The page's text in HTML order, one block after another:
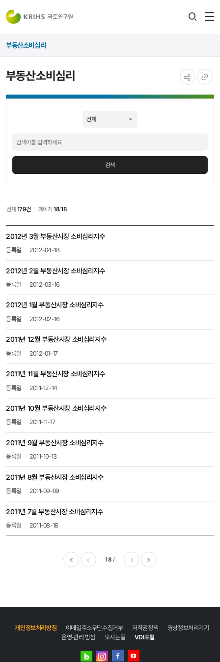
부동산소비심리
부동산소비심리
검색
전체 179건 페이지18/18
목록
-
번호,
제목,
첨부파일,
조회수
2012년 3월 부동산시장 소비심리지수
2012-04-18
2012년 2월 부동산시장 소비심리지수
2012-03-16
2012년 1월 부동산시장 소비심리지수
2012-02-16
2011년 12월 부동산시장 소비심리지수
2012-01-17
2011년 11월 부동산시장 소비심리지수
2011-12-14
2011년 10월 부동산시장 소비심리지수
2011-11-17
2011년 9월 부동산시장 소비심리지수
2011-10-13
2011년 8월 부동산시장 소비심리지수
2011-09-09
2011년 7월 부동산시장 소비심리지수
2011-08-18
18
개인정보처리방침 이메일주소무단수집거부 저작권정책
영상정보처리기기
운영·관리 방침
오시는길 VDI포털
네이버 인스타그램